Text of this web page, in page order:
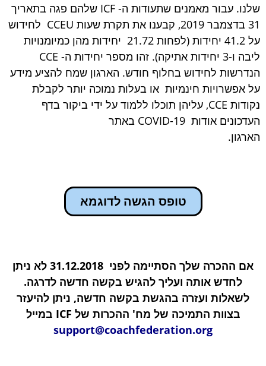
שלנו. עבור מאמנים שתעודות ה- ICF שלהם פגה בתאריך
31 בדצמבר 2019, קבענו את תקרת שעות CCEU לחידוש
על 41.2 יחידות (לפחות 21.72 יחידות מהן כמיומנויות
ליבה ו-3 יחידות אתיקה). זהו מספר יחידות ה- CCE
לחידוש בחלוף חודש. הארגון שמח להציע מידע
חינמיות או בעלות נמוכה יותר לקבלת
נקודות CCE, עליהן תוכלו ללמוד על ידי ביקור בדף
העדכונים אודות COVID-19 באתר
טופס הגשה לדוגמא
אם ההכרה שלך הסתיימה לפני 31.12.2018 לא ניתן
אותה ועליך להגיש בקשה חדשה לדרגה.
ועזרה בהגשת בקשה חדשה, ניתן להיעזר
התמיכה של מח' ההכרות שלICF במייל
support@coachfederation.org